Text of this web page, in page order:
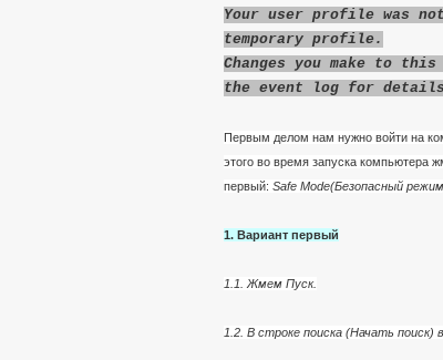
Your user profile was
temporary profile.
Changes you make to
the event log for
Первым делом нам нужно войти на
этого во время запуска компьютера
первый: Safe Mode(Безопасный
1. Вариант первый
1.1. Жмем Пуск.
1.2. В строке поиска (Начать поиск)